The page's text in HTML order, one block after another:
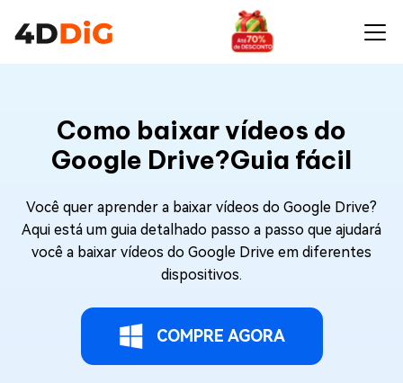
Como baixar vídeos do
Google Drive?Guia fácil
Você quer aprender a baixar vídeos do Google Drive?
Aqui está um guia detalhado passo a passo que ajudará
você a baixar vídeos do Google Drive em diferentes
dispositivos.
COMPRE AGORA